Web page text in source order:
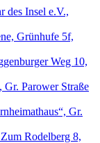
des Insel e.V.,
Grünhufe 5f,
Weg 10,
Gr. Parower Straße
Gr.
Rodelberg 8,